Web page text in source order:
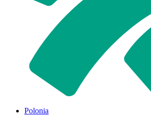
Polonia